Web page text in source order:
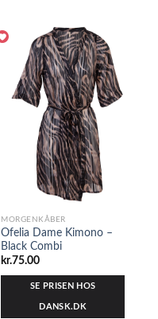
MORGENKÅBER
Ofelia Dame Kimono –
Black Combi
kr.75.00
SE PRISEN HOS
DANSK.DK